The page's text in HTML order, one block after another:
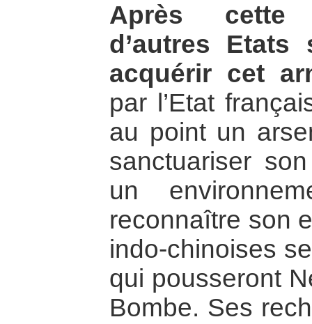
Après cette
d’autres
acquérir cet
par l’Etat
au point un
sanctuariser
un
reconnaître son
indo-chinoises
qui pousseront
Bombe. Ses